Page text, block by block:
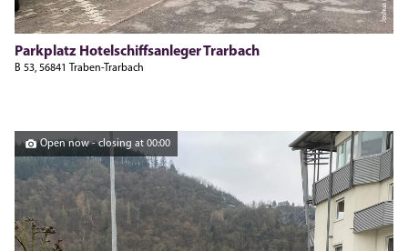
Parkplatz Hotelschiffsanleger Trarbach
B 53, 56841 Traben-Trarbach
Open now - closing at 00:00